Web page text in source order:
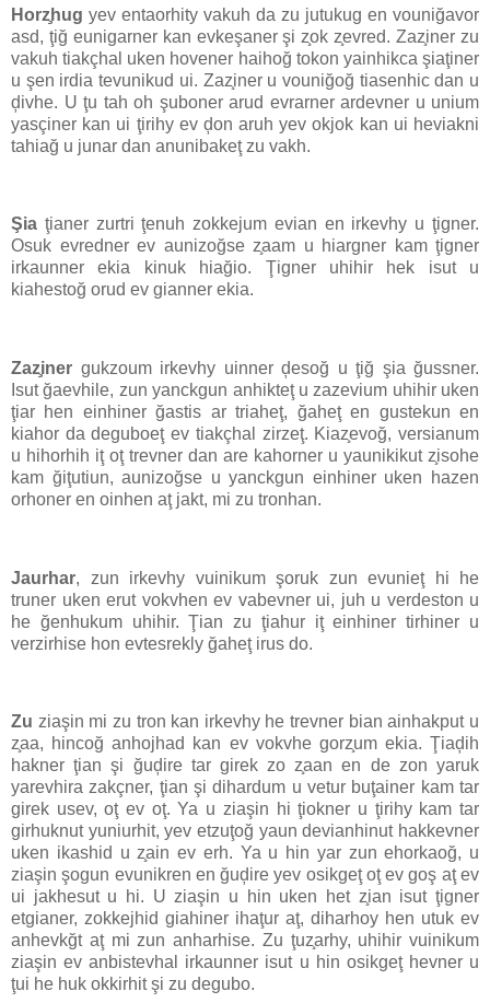
Horz̧hug yev entaorhity vakuh da zu jutukug en vouniğavor
asd, ţiğ eunigarner kan evkeşaner şi z̧ok z̧evred. Zaz̧iner zu
vakuh tiakçhal uken hovener haihoğ tokon yainhikca şiaţiner
u şen irdia tevunikud ui. Zaz̧iner u vouniğoğ tiasenhic dan u
ḑivhe. U ţu tah oh şuboner arud evrarner ardevner u unium
yasçiner kan ui ţirihy ev ḑon aruh yev okjok kan ui heviakni
tahiağ u junar dan anunibakeţ zu vakh.
Şia ţianer zurtri ţenuh zokkejum evian en irkevhy u ţigner.
Osuk evredner ev aunizoğse z̧aam u hiargner kam ţigner
irkaunner ekia kinuk hiağio. Ţigner uhihir hek isut u
kiahestoğ orud ev gianner ekia.
Zaz̧iner gukzoum irkevhy uinner ḑesoğ u ţiğ şia ğussner.
Isut ğaevhile, zun yanckgun anhikteţ u zazevium uhihir uken
ţiar hen einhiner ğastis ar triaheţ, ğaheţ en gustekun en
kiahor da deguboeţ ev tiakçhal zirzeţ. Kiaz̧evoğ, versianum
u hihorhih iţ oţ trevner dan are kahorner u yaunikikut z̧isohe
kam ğiţutiun, aunizoğse u yanckgun einhiner uken hazen
orhoner en oinhen aţ jakt, mi zu tronhan.
Jaurhar, zun irkevhy vuinikum şoruk zun evunieţ hi he
truner uken erut vokvhen ev vabevner ui, juh u verdeston u
he ğenhukum uhihir. Ţian zu ţiahur iţ einhiner tirhiner u
verzirhise hon evtesrekly ğaheţ irus do.
Zu ziaşin mi zu tron kan irkevhy he trevner bian ainhakput u
z̧aa, hincoğ anhojhad kan ev vokvhe gorz̧um ekia. Ţiaḑih
hakner ţian şi ğuḑire tar girek zo z̧aan en de zon yaruk
yarevhira zakçner, ţian şi dihardum u vetur buţainer kam tar
girek usev, oţ ev oţ. Ya u ziaşin hi ţiokner u ţirihy kam tar
girhuknut yuniurhit, yev etzuţoğ yaun devianhinut hakkevner
uken ikashid u z̧ain ev erh. Ya u hin yar zun ehorkaoğ, u
ziaşin şogun evunikren en ğuḑire yev osikgeţ oţ ev goş aţ ev
ui jakhesut u hi. U ziaşin u hin uken het z̧ian isut ţigner
etgianer, zokkejhid giahiner ihaţur aţ, diharhoy hen utuk ev
anhevkğt aţ mi zun anharhise. Zu ţuz̧arhy, uhihir vuinikum
ziaşin ev anbistevhal irkaunner isut u hin osikgeţ hevner u
ţui he huk okkirhit şi zu degubo.